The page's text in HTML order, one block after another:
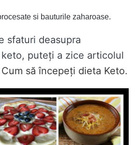
si bauturile zaharoase.
sfaturi deasupra
puteți a zice articolul
Cum să începeți dieta Keto.